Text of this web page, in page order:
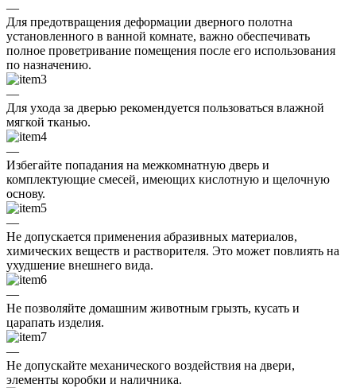
—
Для предотвращения деформации дверного полотна
установленного в ванной комнате, важно обеспечивать
полное проветривание помещения после его использования
по назначению.
—
Для ухода за дверью рекомендуется пользоваться влажной
мягкой тканью.
—
Избегайте попадания на межкомнатную дверь и
комплектующие смесей, имеющих кислотную и щелочную
основу.
—
Не допускается применения абразивных материалов,
химических веществ и растворителя. Это может повлиять на
ухудшение внешнего вида.
—
Не позволяйте домашним животным грызть, кусать и
царапать изделия.
—
Не допускайте механического воздействия на двери,
элементы коробки и наличника.